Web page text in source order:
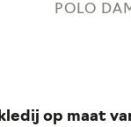
POLO
op maat